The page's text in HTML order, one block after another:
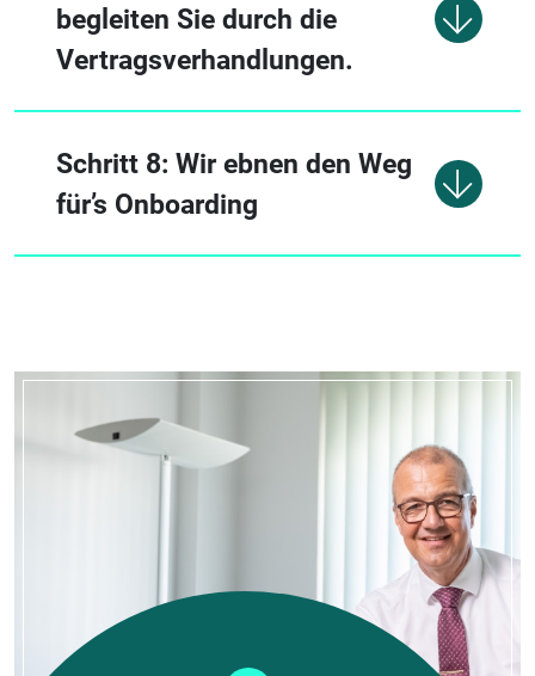
begleiten Sie durch die
Vertragsverhandlungen.
Schritt 8: Wir ebnen den Weg
für’s Onboarding